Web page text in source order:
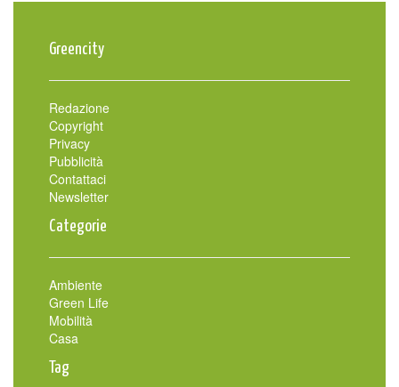
Greencity
Redazione
Copyright
Privacy
Pubblicità
Contattaci
Newsletter
Categorie
Ambiente
Green Life
Mobilità
Casa
Tag